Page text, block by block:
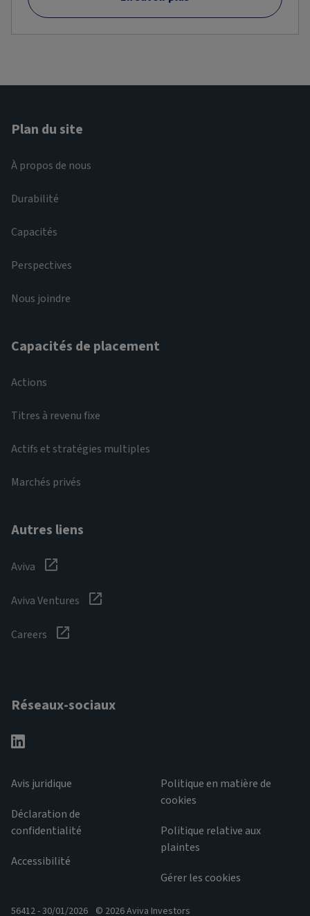
Plan du site
À propos de nous
Durabilité
Capacités
Perspectives
Nous joindre
Capacités de placement
Actions
Titres à revenu fixe
Actifs et stratégies multiples
Marchés privés
Autres liens
Aviva
Aviva Ventures
Careers
Réseaux-sociaux
Avis juridique
Déclaration de
confidentialité
Accessibilité
Politique en matière de
cookies
Politique relative aux
plaintes
Gérer les cookies
56412 - 30/01/2026 © 2026 Aviva Investors